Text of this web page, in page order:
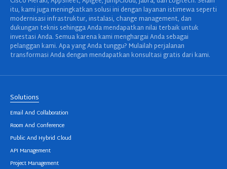
itu, kami juga meningkatkan solusi ini dengan layanan istimewa seperti
modernisasi infrastruktur, instalasi, change management, dan
dukungan teknis sehingga Anda mendapatkan nilai terbaik untuk
investasi Anda. Semua karena kami menghargai Anda sebagai
pelanggan kami. Apa yang Anda tunggu? Mulailah perjalanan
transformasi Anda dengan mendapatkan konsultasi gratis dari kami.
Solutions
Email And Collaboration
Room And Conference
Public And Hybrid Cloud
API Management
Project Management